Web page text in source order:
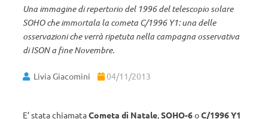
Una immagine di repertorio del 1996 del telescopio solare
SOHO che immortala la cometa C/1996 Y1: una delle
osservazioni che verrà ripetuta nella campagna osservativa
di ISON a fine Novembre.
Livia Giacomini 04/11/2013
E’ stata chiamataCometa di Natale,SOHO-6oC/1996 Y1